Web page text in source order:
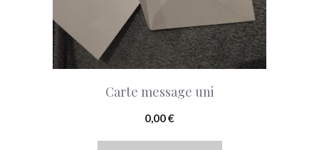
Carte message uni
0,00€